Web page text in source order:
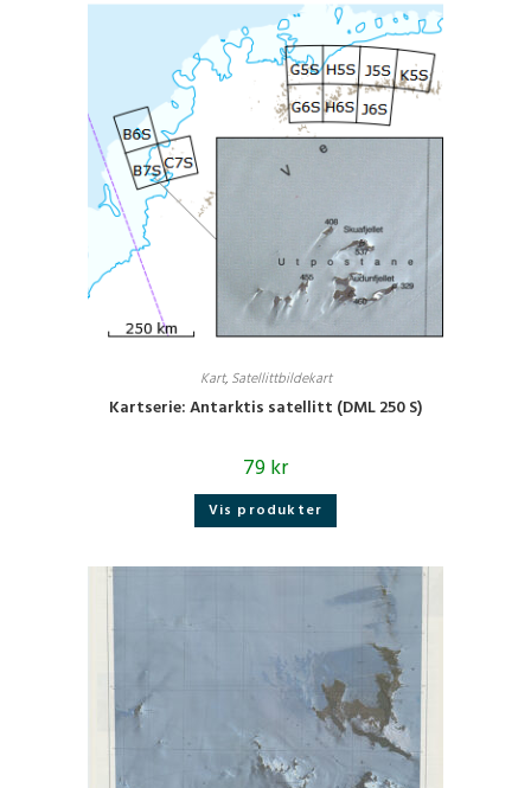
Kart, Satellittbildekart
Kartserie: Antarktis satellitt (DML 250 S)
79kr
Vis produkter